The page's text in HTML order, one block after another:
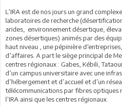
L’IRA est de nos jours un grand
laboratoires de recherche
arides, environnement désertique,
zones désertiques) animés par des
haut niveau , une pépinière
d’affaires. A part le siège principal de
centres régionaux : Gabes, Kébili,
d’un campus universitaire avec une
d’hébergement et d’accueil et d’un
télécommunications par fibres optiques
l’IRA ainsi que les centres régionaux.